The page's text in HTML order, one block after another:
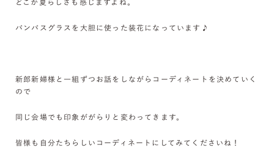
どこか夏らしさも感じますよね。
パンパスグラスを大胆に使った装花になっています♪
新郎新婦様と一組ずつお話をしながらコーディネートを決めていく
ので
同じ会場でも印象ががらりと変わってきます。
皆様も自分たちらしいコーディネートにしてみてくださいね！